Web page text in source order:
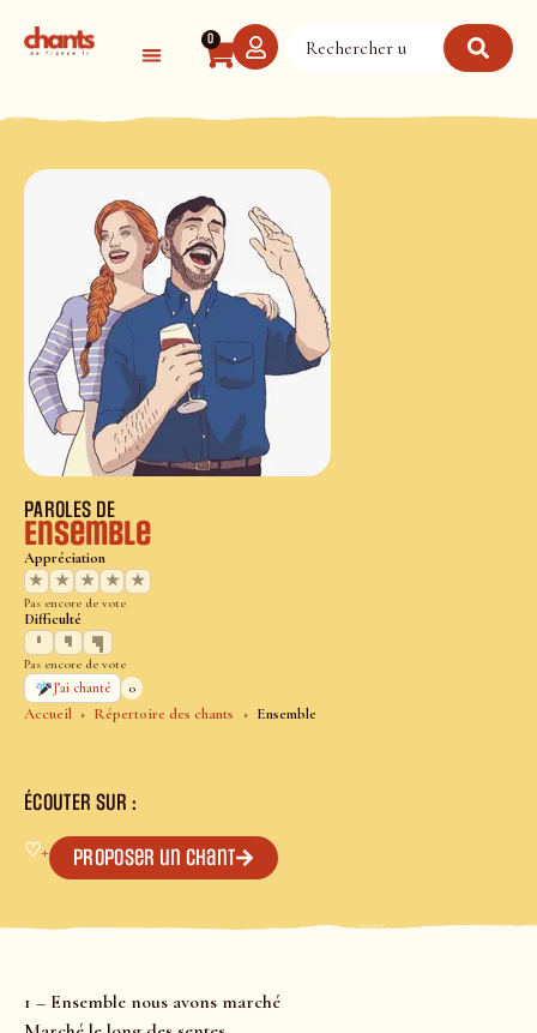
0
Accueil Répertoire des chants Ensemble
PAROLES DE
Ensemble
Appréciation
★
★ ★ ★ ★
Pas encore de vote
Difficulté
Pas encore de vote
J’ai chanté
0
ÉCOUTER SUR :
♡+ Proposer un chant
1 – Ensemble nous avons marché